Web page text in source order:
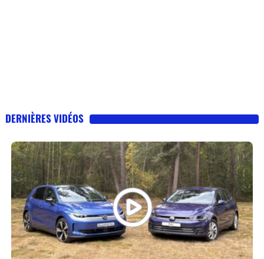
DERNIÈRES VIDÉOS